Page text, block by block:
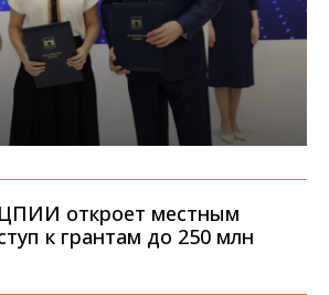
откроет местным
к грантам до 250 млн